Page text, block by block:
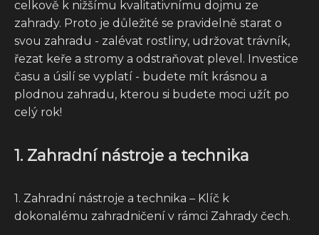
celkově k nižšímu kvalitativnímu dojmu ze
zahrady. Proto je důležité se pravidelně starat o
svou zahradu - zalévat rostliny, udržovat trávník,
řezat keře a stromy a odstraňovat plevel. Investice
času a úsilí se vyplatí - budete mít krásnou a
plodnou zahradu, kterou si budete moci užít po
celý rok!
1. Zahradní nástroje a technika
1. Zahradní nástroje a technika – Klíč k
dokonalému zahradničení v rámci Zahrady čech.